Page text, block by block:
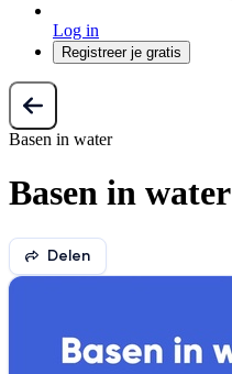
Log in
Registreer je gratis
Basen in water
Basen in water
Delen